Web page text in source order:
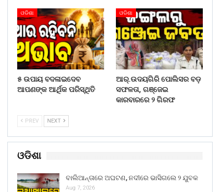
ଓଡିଶା
୫ ଉପାୟ ବଦଳାଇଦେବ
ଆପଣଙ୍କ ଆର୍ଥିକ ପରିସ୍ଥିତି
ଓଡିଶା
ଆର୍.ଉଦୟଗିରି ପୋଲିସର ବଡ଼
ସଫଳତା, ଗଞ୍ଜେଇ
କାରବାରରେ ୨ ଗିରଫ
PREV NEXT
ଓଡିଶା
ବାଲିଆନ୍ତାରେ ଅଘଟଣ, ନଦୀରେ ଭାସିଗଲେ ୨ ଯୁବକ
Aug 7, 2026